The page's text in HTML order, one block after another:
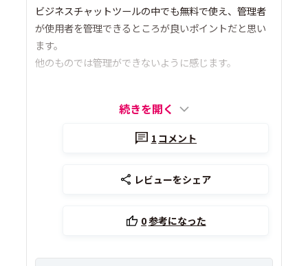
ビジネスチャットツールの中でも無料で使え、管理者
が使用者を管理できるところが良いポイントだと思い
ます。
他のものでは管理ができないように感じます。
続きを開く
1 コメント
レビューをシェア
0参考になった